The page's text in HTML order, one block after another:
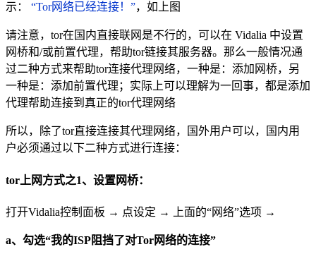
示： “Tor网络已经连接！”，如上图
请注意，tor在国内直接联网是不行的，可以在 Vidalia 中设置
网桥和/或前置代理，帮助tor链接其服务器。那么一般情况通
过二种方式来帮助tor连接代理网络，一种是：添加网桥，另
一种是：添加前置代理；实际上可以理解为一回事，都是添加
代理帮助连接到真正的tor代理网络
所以，除了tor直接连接其代理网络，国外用户可以，国内用
户必须通过以下二种方式进行连接：
tor上网方式之1、设置网桥：
打开Vidalia控制面板 → 点设定 → 上面的“网络”选项 →
a、勾选“我的ISP阻挡了对Tor网络的连接”